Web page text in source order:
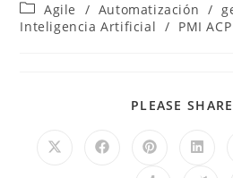
Agile
/ Automatización /
Inteligencia Artificial / PMI ACP
PLEASE